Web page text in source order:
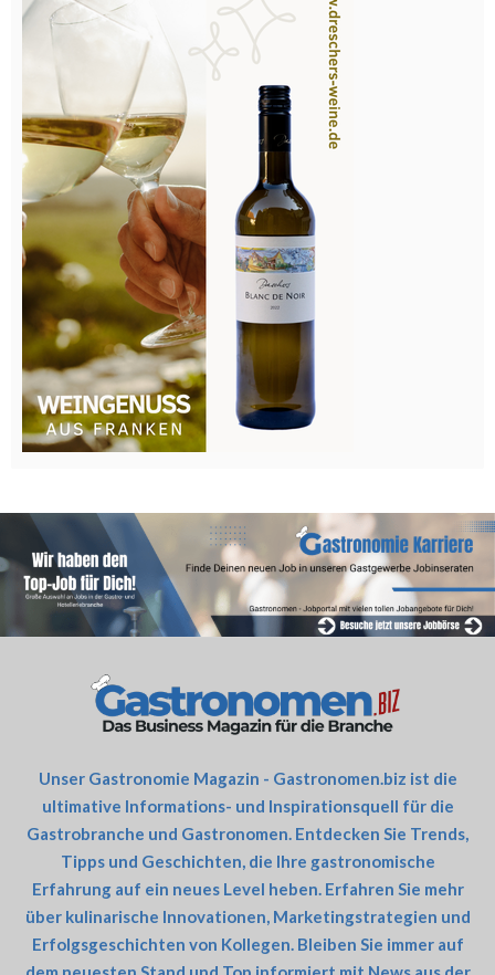
Unser Gastronomie Magazin - Gastronomen.biz ist die
ultimative Informations- und Inspirationsquell für die
Gastrobranche und Gastronomen. Entdecken Sie Trends,
Tipps und Geschichten, die Ihre gastronomische
Erfahrung auf ein neues Level heben. Erfahren Sie mehr
über kulinarische Innovationen, Marketingstrategien und
Erfolgsgeschichten von Kollegen. Bleiben Sie immer auf